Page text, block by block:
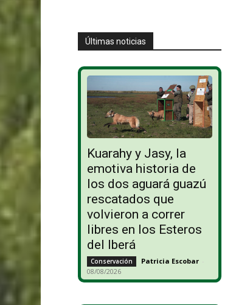
Últimas noticias
Kuarahy y Jasy, la
emotiva historia de
los dos aguará guazú
rescatados que
volvieron a correr
libres en los Esteros
del Iberá
Conservación Patricia Escobar -
08/08/2026